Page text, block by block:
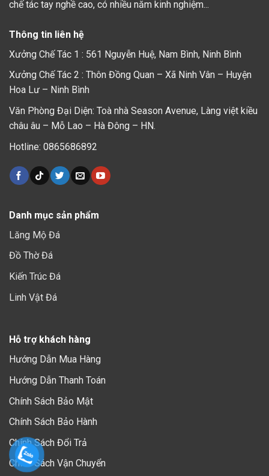
chế tác tay nghề cao, có nhiều năm kinh nghiệm...
Thông tin liên hệ
Xưởng Chế Tác 1 : 561 Nguyễn Huệ, Nam Bình, Ninh Bình
Xưởng Chế Tác 2 : Thôn Đồng Quan – Xã Ninh Vân – Huyện
Hoa Lư – Ninh Bình
Văn Phòng Đại Diện: Toà nhà Season Avenue, Làng việt kiều
châu âu – Mỗ Lao – Hà Đông – HN.
Hotline: 0865686892
Danh mục sản phẩm
Lăng Mộ Đá
Đồ Thờ Đá
Kiến Trúc Đá
Linh Vật Đá
Hỗ trợ khách hàng
Hướng Dẫn Mua Hàng
Hướng Dẫn Thanh Toán
Chính Sách Bảo Mật
Chính Sách Bảo Hành
Chính Sách Đổi Trả
Chính Sách Vận Chuyển